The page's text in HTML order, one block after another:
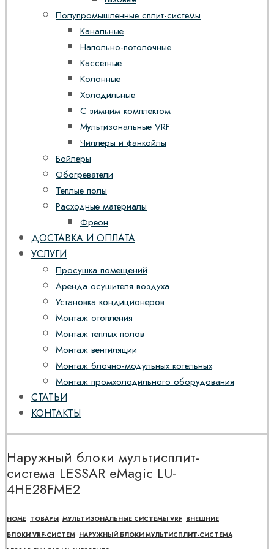
Полупромышленные сплит-системы
Канальные
Напольно-потолочные
Кассетные
Колонные
Холодильные
С зимним комплектом
Мультизональные VRF
Чиллеры и фанкойлы
Бойлеры
Обогреватели
Теплые полы
Расходные материалы
Фреон
ДОСТАВКА И ОПЛАТА
УСЛУГИ
Просушка помещений
Аренда осушителя воздуха
Установка кондиционеров
Монтаж отопления
Монтаж теплых полов
Монтаж вентиляции
Монтаж блочно-модульных котельных
Монтаж промхолодильного оборудования
СТАТЬИ
КОНТАКТЫ
Наружный блоки мультисплит-
система LESSAR eMagic LU-
4HE28FME2
HOME ТОВАРЫ МУЛЬТИЗОНАЛЬНЫЕ СИСТЕМЫ VRF ВНЕШНИЕ
БЛОКИ VRF-СИСТЕМ НАРУЖНЫЙ БЛОКИ МУЛЬТИСПЛИТ-СИСТЕМА